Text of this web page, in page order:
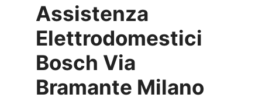
Assistenza
Elettrodomestici
Bosch Via
Bramante Milano